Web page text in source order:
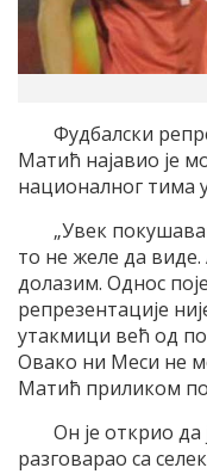
Фудбалски
Матић најавио је
националног тима
„Увек
то не желе да
долазим. Однос
репрезентације
утакмици већ од
Овако ни Меси не
Матић приликом
Он је открио
разговарао са